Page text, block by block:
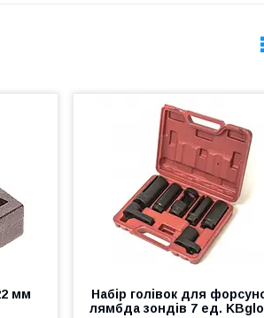
мм
Набір голівок для
лямбда зондів 7 ед.